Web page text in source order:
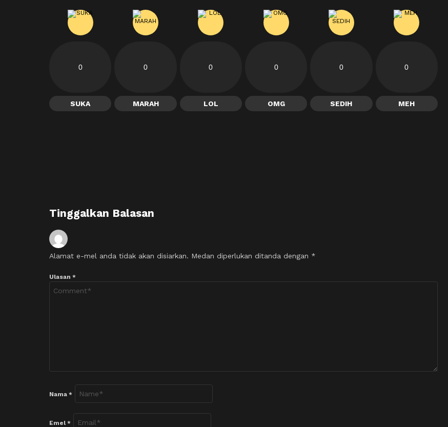
0
SUKA
0
MARAH
0
LOL
0
OMG
0
SEDIH
0
MEH
Tinggalkan Balasan
Alamat e-mel anda tidak akan disiarkan. Medan diperlukan ditanda dengan *
Ulasan *
Nama *
Emel *